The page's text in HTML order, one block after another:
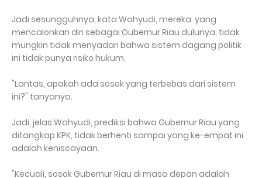
Jadi sesungguhnya, kata Wahyudi, mereka yang
mencalonkan diri sebagai Gubernur Riau dulunya, tidak
mungkin tidak menyadari bahwa sistem dagang politik
ini tidak punya risiko hukum.
"Lantas, apakah ada sosok yang terbebas dari sistem
ini?" tanyanya.
Jadi, jelas Wahyudi, prediksi bahwa Gubernur Riau yang
ditangkap KPK, tidak berhenti sampai yang ke-empat ini
adalah keniscayaan.
"Kecuali, sosok Gubernur Riau di masa depan adalah